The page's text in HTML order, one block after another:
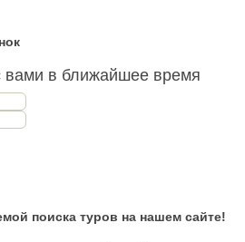
в ближайшее время
поиска туров на нашем сайте!